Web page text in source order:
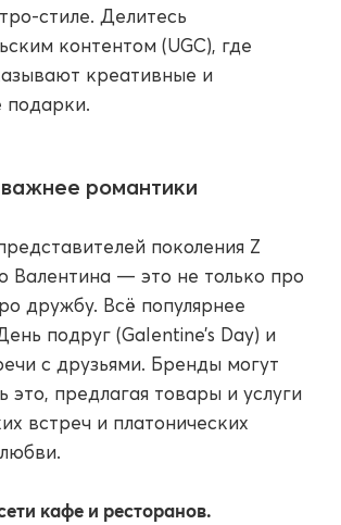
стиле. Делитесь
контентом (UGC), где
креативные и
подарки.
романтики
поколения Z
Валентина — это не только про
дружбу. Всё популярнее
подруг (Galentine’s Day) и
с друзьями. Бренды могут
это, предлагая товары и услуги
встреч и платонических
кафе и ресторанов.